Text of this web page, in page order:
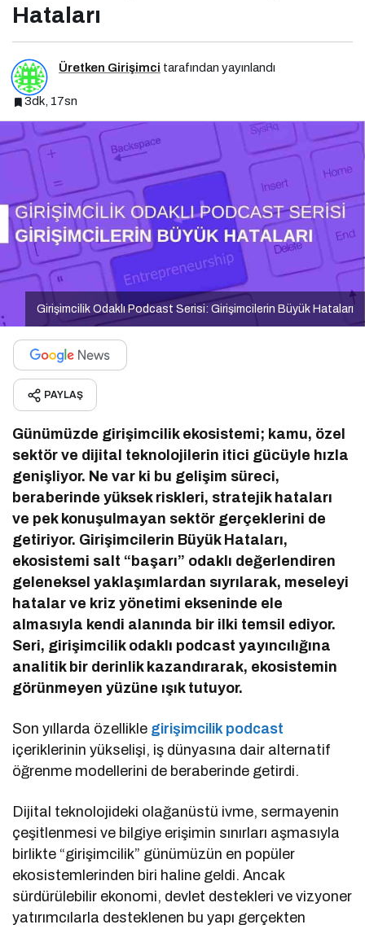
Hataları
Üretken Girişimci tarafından yayınlandı
3dk, 17sn
Girişimcilik Odaklı Podcast Serisi: Girişimcilerin Büyük Hataları
PAYLAŞ
Günümüzde girişimcilik ekosistemi; kamu, özel
sektör ve dijital teknolojilerin itici gücüyle hızla
genişliyor. Ne var ki bu gelişim süreci,
beraberinde yüksek riskleri, stratejik hataları
ve pek konuşulmayan sektör gerçeklerini de
getiriyor. Girişimcilerin Büyük Hataları,
ekosistemi salt “başarı” odaklı değerlendiren
geleneksel yaklaşımlardan sıyrılarak, meseleyi
hatalar ve kriz yönetimi ekseninde ele
almasıyla kendi alanında bir ilki temsil ediyor.
Seri, girişimcilik odaklı podcast yayıncılığına
analitik bir derinlik kazandırarak, ekosistemin
görünmeyen yüzüne ışık tutuyor.
Son yıllarda özellikle girişimcilik podcast
içeriklerinin yükselişi, iş dünyasına dair alternatif
öğrenme modellerini de beraberinde getirdi.
Dijital teknolojideki olağanüstü ivme, sermayenin
çeşitlenmesi ve bilgiye erişimin sınırları aşmasıyla
birlikte “girişimcilik” günümüzün en popüler
ekosistemlerinden biri haline geldi. Ancak
sürdürülebilir ekonomi, devlet destekleri ve vizyoner
yatırımcılarla desteklenen bu yapı gerçekten